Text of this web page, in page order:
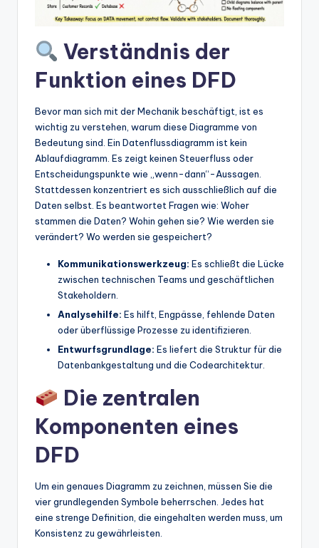
tr
U
p
d
Verständnis der
Funktion eines DFD
Bevor man sich mit der Mechanik beschäftigt, ist es
wichtig zu verstehen, warum diese Diagramme von
Bedeutung sind. Ein Datenflussdiagramm ist kein
Ablaufdiagramm. Es zeigt keinen Steuerfluss oder
Entscheidungspunkte wie „wenn-dann“-Aussagen.
Stattdessen konzentriert es sich ausschließlich auf die
Daten selbst. Es beantwortet Fragen wie: Woher
stammen die Daten? Wohin gehen sie? Wie werden sie
verändert? Wo werden sie gespeichert?
Kommunikationswerkzeug: Es schließt die Lücke
zwischen technischen Teams und geschäftlichen
Stakeholdern.
Analysehilfe: Es hilft, Engpässe, fehlende Daten
oder überflüssige Prozesse zu identifizieren.
Entwurfsgrundlage: Es liefert die Struktur für die
Datenbankgestaltung und die Codearchitektur.
Die zentralen
Komponenten eines
DFD
Um ein genaues Diagramm zu zeichnen, müssen Sie die
vier grundlegenden Symbole beherrschen. Jedes hat
eine strenge Definition, die eingehalten werden muss, um
Konsistenz zu gewährleisten.